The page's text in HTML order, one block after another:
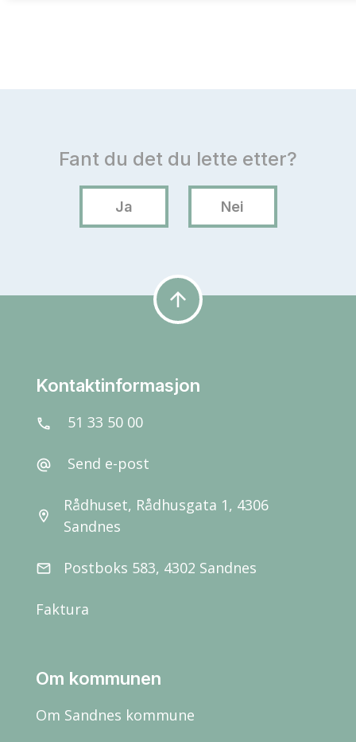
arrow_upward
Kontaktinformasjon
call 51 33 50 00
alternate_email Send e-post
location_on
Rådhuset, Rådhusgata 1, 4306
Sandnes
email Postboks 583, 4302 Sandnes
Faktura
Om kommunen
Om Sandnes kommune